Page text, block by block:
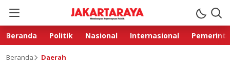
Beranda Politik Nasional Internasional
Beranda Daerah